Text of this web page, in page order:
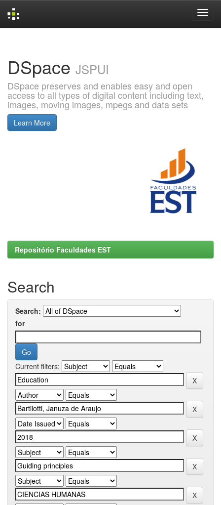
DSpace JSPUI
DSpace preserves and enables easy and open
access to all types of digital content including text,
images, moving images, mpegs and data sets
Learn More
Repositório Faculdades EST
Search
Search:
for
Current filters: